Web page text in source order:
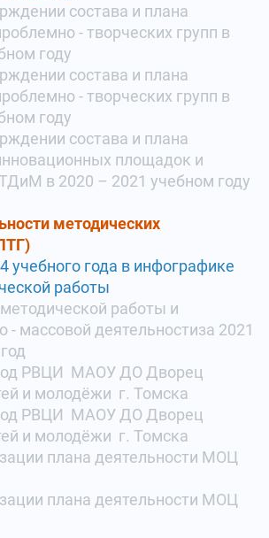
состава и плана
- творческих групп в
году
состава и плана
- творческих групп в
году
состава и плана
площадок и
в 2020 – 2021 учебном году
методических
учебного года в инфографике
работы
работы и
- массовой деятельностиза 2021
РВЦИ МАОУ ДО Дворец
и молодёжи г. Томска
РВЦИ МАОУ ДО Дворец
и молодёжи г. Томска
плана деятельности МОЦ
плана деятельности МОЦ